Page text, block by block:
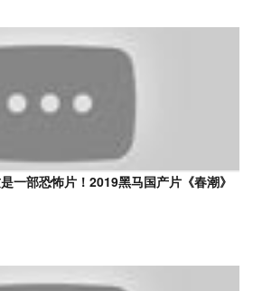
一部恐怖片！2019黑马国产片《春潮》